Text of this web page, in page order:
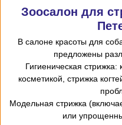
Зоосалон для
В салоне красоты для
предложены
-Гигиеническая
косметикой, стрижка
- Модельная стрижка
или